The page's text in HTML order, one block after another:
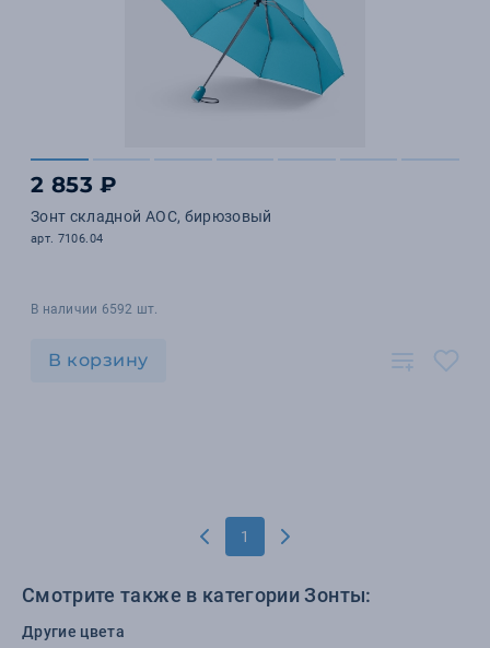
2 853 ₽
Зонт складной AOC, бирюзовый
арт. 7106.04
В наличии 6592 шт.
В корзину
1
Смотрите также в категории Зонты:
Другие цвета